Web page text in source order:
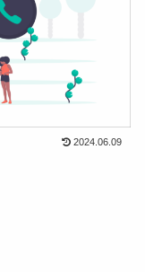
2024.06.09